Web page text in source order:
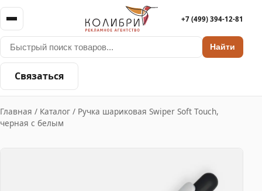
Найти
+7 (499) 394-12-81
Связаться
Главная / Каталог / Ручка шариковая Swiper Soft Touch,
черная с белым